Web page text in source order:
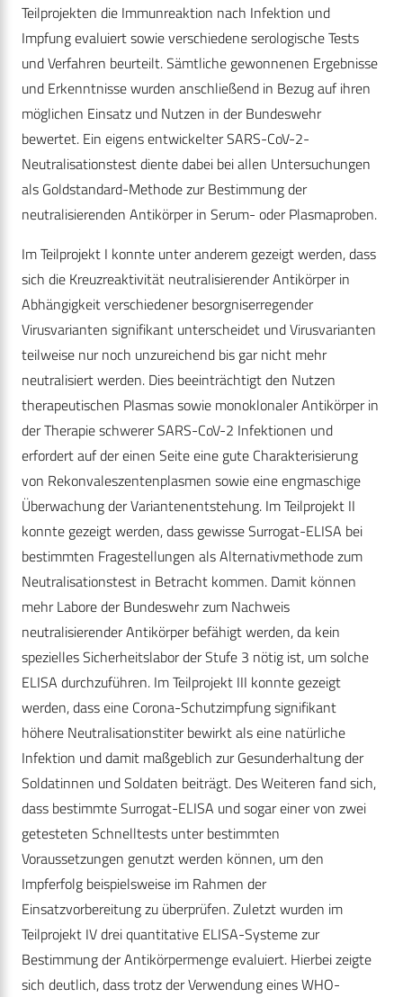
Teilprojekten die Immunreaktion nach Infektion und
Impfung evaluiert sowie verschiedene serologische Tests
und Verfahren beurteilt. Sämtliche gewonnenen Ergebnisse
und Erkenntnisse wurden anschließend in Bezug auf ihren
möglichen Einsatz und Nutzen in der Bundeswehr
bewertet. Ein eigens entwickelter SARS-CoV-2-
Neutralisationstest diente dabei bei allen Untersuchungen
als Goldstandard-Methode zur Bestimmung der
neutralisierenden Antikörper in Serum- oder Plasmaproben.
Im Teilprojekt I konnte unter anderem gezeigt werden, dass
sich die Kreuzreaktivität neutralisierender Antikörper in
Abhängigkeit verschiedener besorgniserregender
Virusvarianten signifikant unterscheidet und Virusvarianten
teilweise nur noch unzureichend bis gar nicht mehr
neutralisiert werden. Dies beeinträchtigt den Nutzen
therapeutischen Plasmas sowie monoklonaler Antikörper in
der Therapie schwerer SARS-CoV-2 Infektionen und
erfordert auf der einen Seite eine gute Charakterisierung
von Rekonvaleszentenplasmen sowie eine engmaschige
Überwachung der Variantenentstehung. Im Teilprojekt II
konnte gezeigt werden, dass gewisse Surrogat-ELISA bei
bestimmten Fragestellungen als Alternativmethode zum
Neutralisationstest in Betracht kommen. Damit können
mehr Labore der Bundeswehr zum Nachweis
neutralisierender Antikörper befähigt werden, da kein
spezielles Sicherheitslabor der Stufe 3 nötig ist, um solche
ELISA durchzuführen. Im Teilprojekt III konnte gezeigt
werden, dass eine Corona-Schutzimpfung signifikant
höhere Neutralisationstiter bewirkt als eine natürliche
Infektion und damit maßgeblich zur Gesunderhaltung der
Soldatinnen und Soldaten beiträgt. Des Weiteren fand sich,
dass bestimmte Surrogat-ELISA und sogar einer von zwei
getesteten Schnelltests unter bestimmten
Voraussetzungen genutzt werden können, um den
Impferfolg beispielsweise im Rahmen der
Einsatzvorbereitung zu überprüfen. Zuletzt wurden im
Teilprojekt IV drei quantitative ELISA-Systeme zur
Bestimmung der Antikörpermenge evaluiert. Hierbei zeigte
sich deutlich, dass trotz der Verwendung eines WHO-